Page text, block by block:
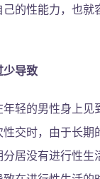
的性能力，也就
少导致
轻的男性身上见
交时，由于长期
居没有进行性生